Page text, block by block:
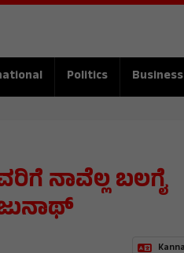
Politics Business
ನಾವೆಲ್ಲ ಬಲಗೈ